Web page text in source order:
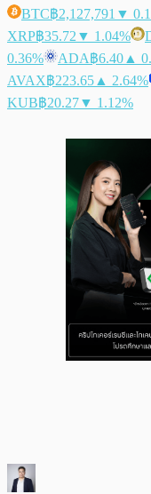
BTC฿2,127,791 ▼
XRP฿35.72 ▼ 1.04%
0.36%
ADA฿6.40 ▲
AVAX฿223.65 ▲ 2.64%
KUB฿20.27▼ 1.12%